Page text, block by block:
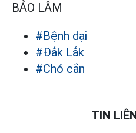
BẢO LÂM
#Bệnh dại
#Đắk Lắk
#Chó cắn
TIN